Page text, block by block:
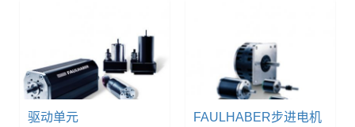
驱动单元 FAULHABER步进电机